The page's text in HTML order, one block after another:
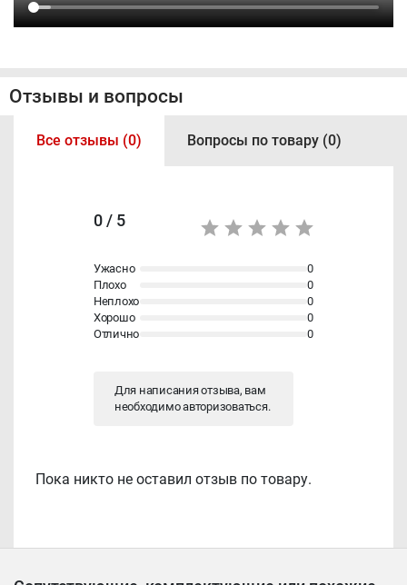
Отзывы и вопросы
Все отзывы (0) Вопросы по товару (0)
Пока никто не оставил отзыв по товару.
0 / 5
Ужасно
0
Плохо
0
Неплохо
0
Хорошо
0
Отлично
0
Для написания отзыва, вам
необходимоавторизоваться.